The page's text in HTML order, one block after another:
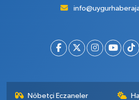
Nöbetçi Eczaneler